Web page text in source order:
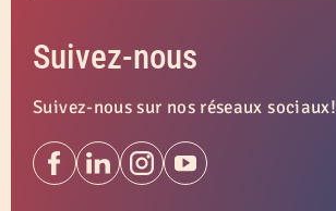
Suivez-nous
Suivez-nous sur nos réseaux sociaux!